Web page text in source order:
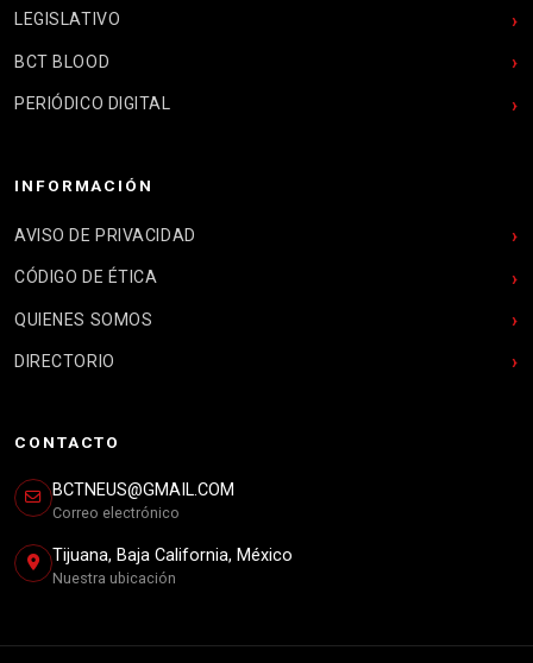
LEGISLATIVO
BCT BLOOD
PERIÓDICO DIGITAL
INFORMACIÓN
AVISO DE PRIVACIDAD
CÓDIGO DE ÉTICA
QUIENES SOMOS
DIRECTORIO
CONTACTO
BCTNEUS@GMAIL.COM
Correo electrónico
Tijuana, Baja California, México
Nuestra ubicación